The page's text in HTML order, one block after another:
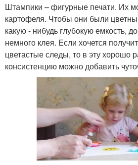
Штампики – фигурные печати. Их
картофеля. Чтобы они были
какую - нибудь глубокую емкость,
немного клея. Если хочется
цветастые следы, то в эту хорошо
консистенцию можно добавить